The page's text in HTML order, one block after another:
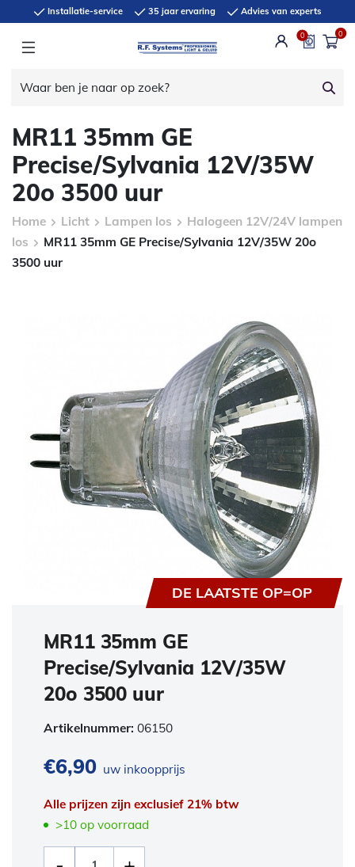
Installatie-service 35 jaar ervaring Advies van experts
0 0
MR11 35mm GE
Precise/Sylvania 12V/35W
20o 3500 uur
Home Licht Lampen los
Halogeen 12V/24V lampen
los
MR11 35mm GE Precise/Sylvania 12V/35W 20o
3500 uur
DE LAATSTE OP=OP
MR11 35mm GE
Precise/Sylvania 12V/35W
20o 3500 uur
Artikelnummer: 06150
€6,90 uw inkoopprijs
Alle prijzen zijn exclusief 21% btw
>10 op voorraad